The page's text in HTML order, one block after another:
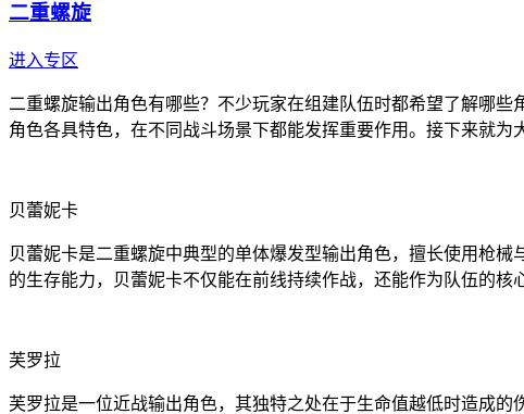
二重螺旋
进入专区
二重螺旋输出角色有哪些？不少玩家在组建队伍时都希望了解哪
角色各具特色，在不同战斗场景下都能发挥重要作用。接下来就为
贝蕾妮卡
贝蕾妮卡是二重螺旋中典型的单体爆发型输出角色，擅长使用枪
的生存能力，贝蕾妮卡不仅能在前线持续作战，还能作为队伍的
芙罗拉
芙罗拉是一位近战输出角色，其独特之处在于生命值越低时造成